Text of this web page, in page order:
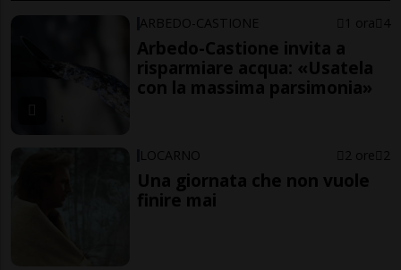
ARBEDO-CASTIONE 1 ora 4
Arbedo-Castione invita a
risparmiare acqua: «Usatela
con la massima parsimonia»
LOCARNO 2 ore 2
Una giornata che non vuole
finire mai